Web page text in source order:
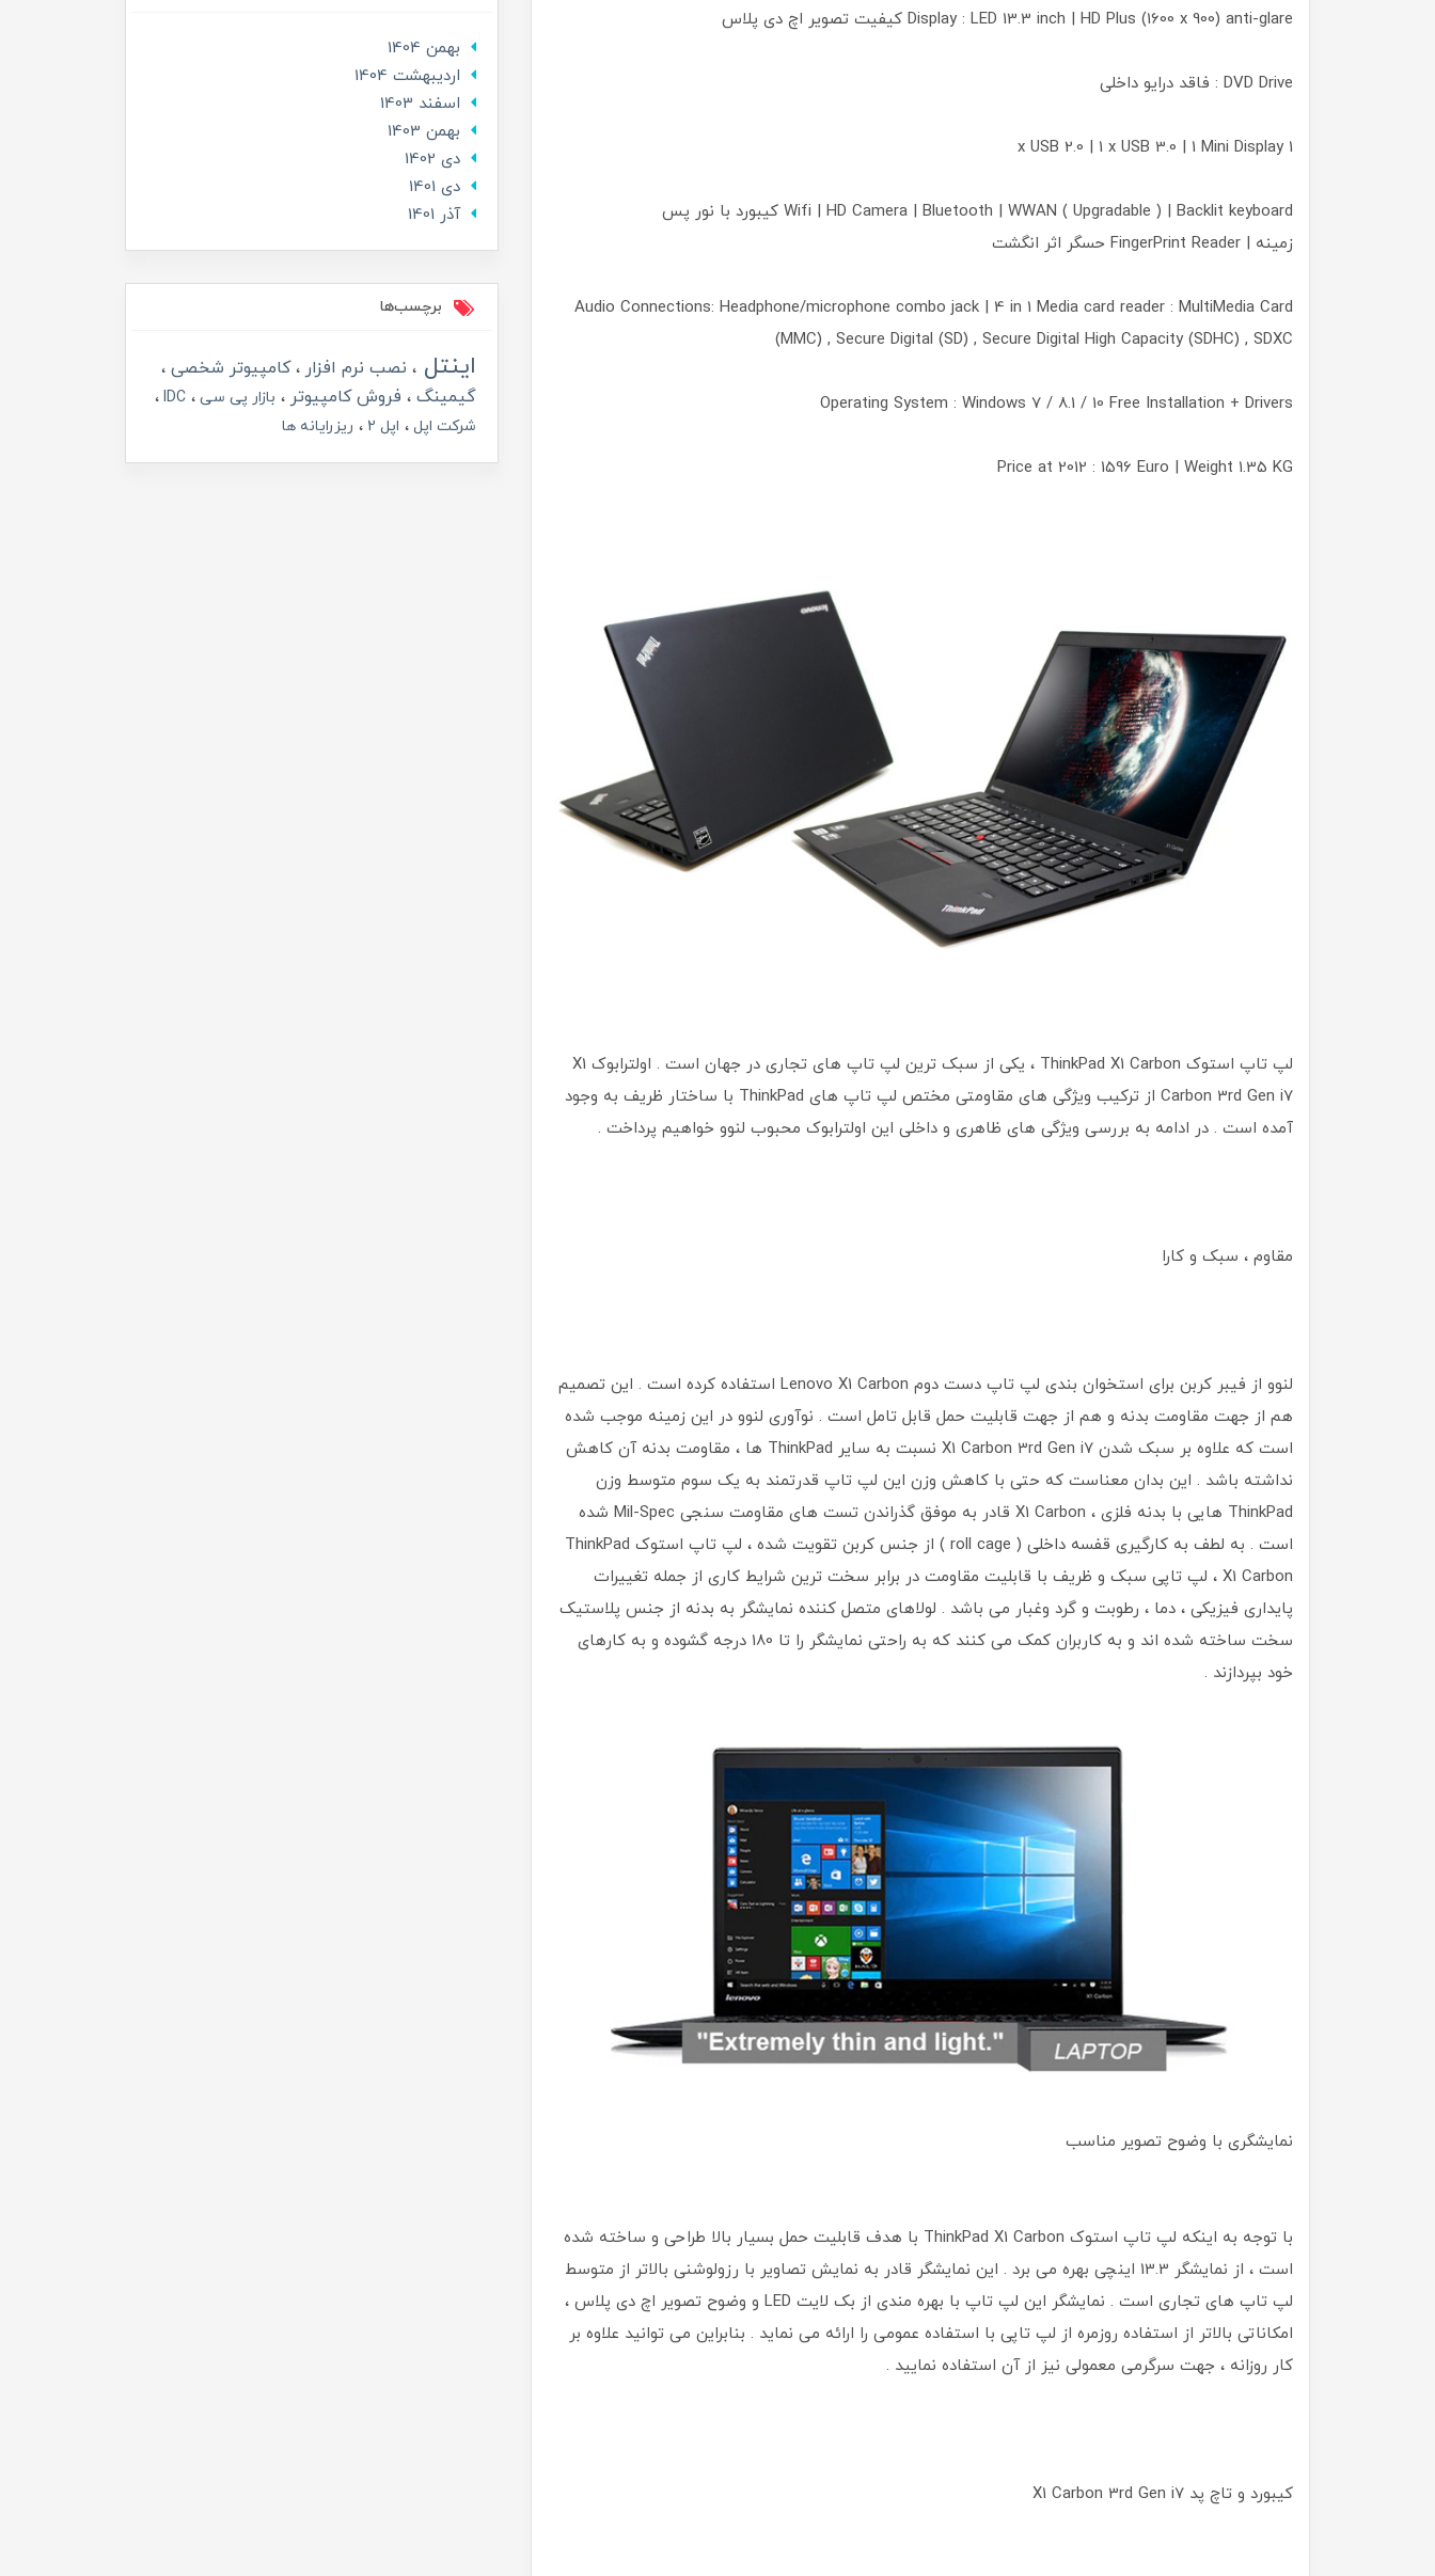
Display : LED 13.3 inch | HD Plus (1600 x 900) anti-glare کیفیت تصویر اچ دی پلاس
DVD Drive : فاقد درایو داخلی
1 x USB 2.0 | 1 x USB 3.0 | 1 Mini Display
Wifi | HD Camera | Bluetooth | WWAN ( Upgradable ) | Backlit keyboard کیبورد با نور پس
زمینه | FingerPrint Reader حسگر اثر انگشت
Audio Connections: Headphone/microphone combo jack | 4 in 1 Media card reader : MultiMedia Card
(MMC) , Secure Digital (SD) , Secure Digital High Capacity (SDHC) , SDXC
Operating System : Windows 7 / 8.1 / 10 Free Installation + Drivers
Price at 2012 : 1596 Euro | Weight 1.35 KG
لپ تاپ استوک ThinkPad X1 Carbon ، یکی از سبک ترین لپ تاپ های تجاری در جهان است . اولترابوک X1
Carbon 3rd Gen i7 از ترکیب ویژگی های مقاومتی مختص لپ تاپ های ThinkPad با ساختار ظریف به وجود
آمده است . در ادامه به بررسی ویژگی های ظاهری و داخلی این اولترابوک محبوب لنوو خواهیم پرداخت .
مقاوم ، سبک و کارا
لنوو از فیبر کربن برای استخوان بندی لپ تاپ دست دوم Lenovo X1 Carbon استفاده کرده است . این تصمیم
هم از جهت مقاومت بدنه و هم از جهت قابلیت حمل قابل تامل است . نوآوری لنوو در این زمینه موجب شده
است که علاوه بر سبک شدن X1 Carbon 3rd Gen i7 نسبت به سایر ThinkPad ها ، مقاومت بدنه آن کاهش
نداشته باشد . این بدان معناست که حتی با کاهش وزن این لپ تاپ قدرتمند به یک سوم متوسط وزن
ThinkPad هایی با بدنه فلزی ، X1 Carbon قادر به موفق گذراندن تست های مقاومت سنجی Mil-Spec شده
است . به لطف به کارگیری قفسه داخلی ( roll cage ) از جنس کربن تقویت شده ، لپ تاپ استوک ThinkPad
X1 Carbon ، لپ تاپی سبک و ظریف با قابلیت مقاومت در برابر سخت ترین شرایط کاری از جمله تغییرات
پایداری فیزیکی ، دما ، رطوبت و گرد وغبار می باشد . لولاهای متصل کننده نمایشگر به بدنه از جنس پلاستیک
سخت ساخته شده اند و به کاربران کمک می کنند که به راحتی نمایشگر را تا 180 درجه گشوده و به کارهای
خود بپردازند .
نمایشگری با وضوح تصویر مناسب
با توجه به اینکه لپ تاپ استوک ThinkPad X1 Carbon با هدف قابلیت حمل بسیار بالا طراحی و ساخته شده
است ، از نمایشگر 13.3 اینچی بهره می برد . این نمایشگر قادر به نمایش تصاویر با رزولوشنی بالاتر از متوسط
لپ تاپ های تجاری است . نمایشگر این لپ تاپ با بهره مندی از بک لایت LED و وضوح تصویر اچ دی پلاس ،
امکاناتی بالاتر از استفاده روزمره از لپ تاپی با استفاده عمومی را ارائه می نماید . بنابراین می توانید علاوه بر
کار روزانه ، جهت سرگرمی معمولی نیز از آن استفاده نمایید .
کیبورد و تاچ پد X1 Carbon 3rd Gen i7
بهمن 1404
ارديبهشت 1404
اسفند 1403
بهمن 1403
دی 1402
دی 1401
آذر 1401
برچسب‌ها
اینتل نصب نرم افزار
کامپیوتر شخصی
گیمینگ
فروش کامپیوتر بازار پی سی
IDC
شرکت اپل
اپل 2 ریزرایانه ها